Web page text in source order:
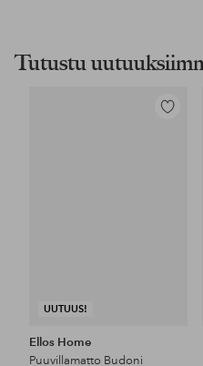
Tutustu
UUTUUS!
Lisää
Ellos Home
Puuvillamatto Budoni